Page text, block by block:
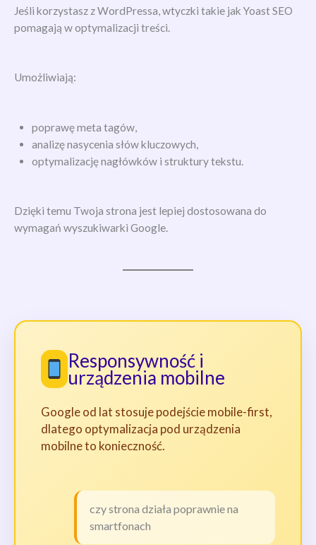
Jeśli korzystasz z WordPressa, wtyczki takie jak Yoast SEO
pomagają w optymalizacji treści.
Umożliwiają:
poprawę meta tagów,
analizę nasycenia słów kluczowych,
optymalizację nagłówków i struktury tekstu.
Dzięki temu Twoja strona jest lepiej dostosowana do
wymagań wyszukiwarki Google.
Responsywność i
urządzenia mobilne
Google od lat stosuje podejście mobile-first,
dlatego optymalizacja pod urządzenia
mobilne to konieczność.
czy strona działa poprawnie na
smartfonach